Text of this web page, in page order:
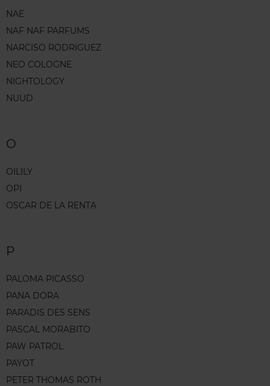
NAE
NAF NAF PARFUMS
NARCISO RODRIGUEZ
NEO COLOGNE
NIGHTOLOGY
NUUD
O
OILILY
OPI
OSCAR DE LA RENTA
P
PALOMA PICASSO
PANA DORA
PARADIS DES SENS
PASCAL MORABITO
PAW PATROL
PAYOT
PETER THOMAS ROTH